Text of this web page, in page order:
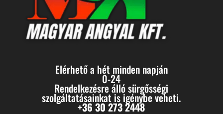
Elérhető a hét minden napján
0-24
Rendelkezésre álló sürgősségi
szolgáltatásainkat is igénybe veheti.
+36 30 273 2448